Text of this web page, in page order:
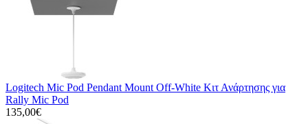
Logitech Mic Pod Pendant Mount Off-White Κιτ Ανάρτησης για
Rally Mic Pod
135,00€